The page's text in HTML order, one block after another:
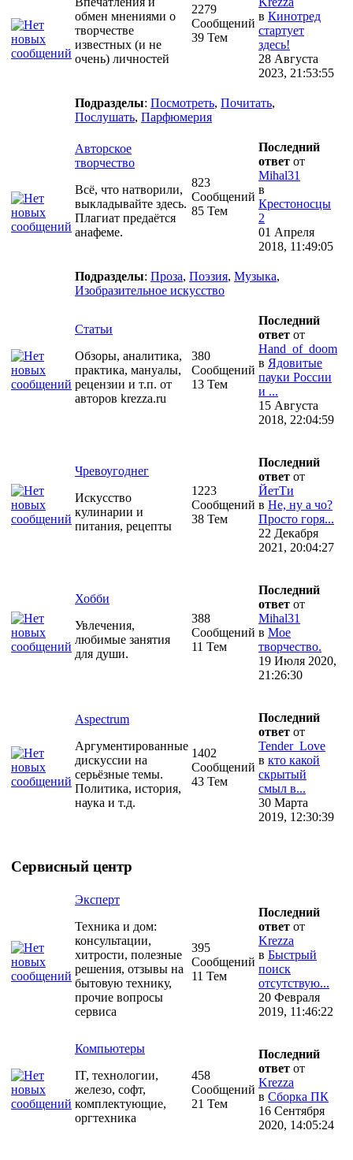
обмен мнениями о
творчестве
известных (и не
очень) личностей
2279
Сообщений
39 Тем
в Кинотред
стартует
здесь!
28 Августа
2023, 21:53:55
Подразделы: Посмотреть, Почитать,
Послушать, Парфюмерия
Авторское
творчество
Всё, что натворили,
выкладывайте здесь.
Плагиат предаётся
анафеме.
823
Сообщений
85 Тем
Последний
ответ от
Mihal31
в
Крестоносцы
2
01 Апреля
2018, 11:49:05
Подразделы: Проза, Поэзия, Музыка,
Изобразительное искусство
Статьи
Обзоры, аналитика,
практика, мануалы,
рецензии и т.п. от
авторов krezza.ru
380
Сообщений
13 Тем
Последний
ответ от
Hand_of_doom
в Ядовитые
пауки России
и ...
15 Августа
2018, 22:04:59
Чревоугоднег
Искусство
кулинарии и
питания, рецепты
1223
Сообщений
38 Тем
Последний
ответ от
ЙетТи
в Не, ну а чо?
Просто горя...
22 Декабря
2021, 20:04:27
Хобби
Увлечения,
любимые занятия
для души.
388
Сообщений
11 Тем
Последний
ответ от
Mihal31
в Мое
творчество.
19 Июля 2020,
21:26:30
Aspectrum
Аргументированные
дискуссии на
серьёзные темы.
Политика, история,
наука и т.д.
1402
Сообщений
43 Тем
Последний
ответ от
Tender_Love
в кто какой
скрытый
смыл в...
30 Марта
2019, 12:30:39
Сервисный центр
Эксперт
Техника и дом:
консультации,
хитрости, полезные
решения, отзывы на
бытовую технику,
прочие вопросы
сервиса
395
Сообщений
11 Тем
Последний
ответ от
Krezza
в Быстрый
поиск
отсутствую...
20 Февраля
2019, 11:46:22
Компьютеры
IT, технологии,
железо, софт,
комплектующие,
оргтехника
458
Сообщений
21 Тем
Последний
ответ от
Krezza
в Сборка ПК
16 Сентября
2020, 14:05:24